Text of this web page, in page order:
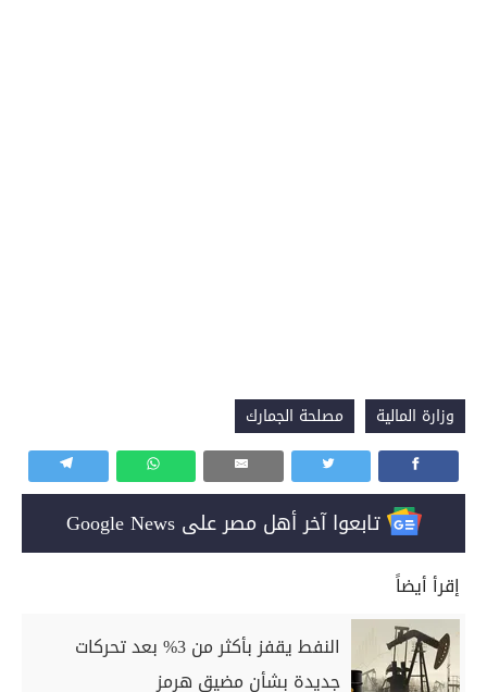
وزارة المالية مصلحة الجمارك
تابعوا آخر أهل مصر على Google News
إقرأ أيضاً
النفط يقفز بأكثر من 3% بعد تحركات
جديدة بشأن مضيق هرمز